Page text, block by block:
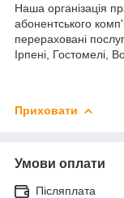
Наша організація
абонентського
перераховані
Ірпені, Гостомелі,
Приховати
Умови оплати
Післяплата